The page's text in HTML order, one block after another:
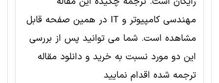
مهندسی کامپیوتر و IT در همین صفحه قابل
مشاهده است. شما می توانید پس از بررسی
این دو مورد نسبت به خرید و دانلود مقاله
ترجمه شده اقدام نمایید